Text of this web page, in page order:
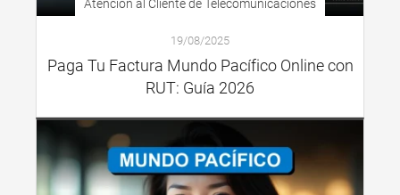
Atención al Cliente de Telecomunicaciones
19/08/2025
Paga Tu Factura Mundo Pacífico Online con
RUT: Guía 2026